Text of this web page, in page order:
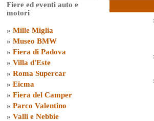
Fiere ed eventi auto e
motori
» Mille Miglia
» Museo BMW
» Fiera di Padova
» Villa d'Este
» Roma Supercar
» Eicma
» Fiera del Camper
» Parco Valentino
» Valli e Nebbie